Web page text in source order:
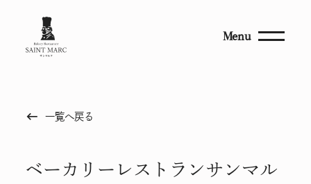
Menu
keyboard_backspace 一覧へ戻る
ベーカリーレストランサンマル